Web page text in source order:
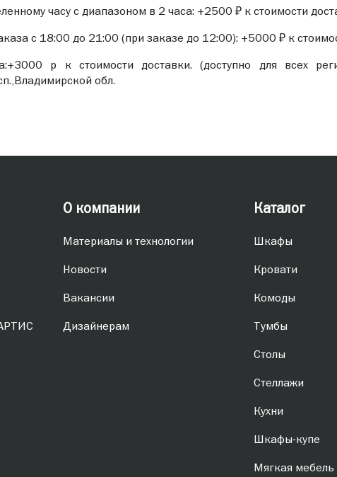
часу с диапазоном в 2 часа: +2500 ₽ к стоимости
с 18:00 до 21:00 (при заказе до 12:00): +5000 ₽ к
р к стоимости доставки. (доступно для всех
обл.
О компании
Материалы и технологии
Новости
Вакансии
Дизайнерам
Каталог
Шкафы
Кровати
Комоды
Тумбы
Столы
Стеллажи
Кухни
Шкафы-купе
Мягкая мебель